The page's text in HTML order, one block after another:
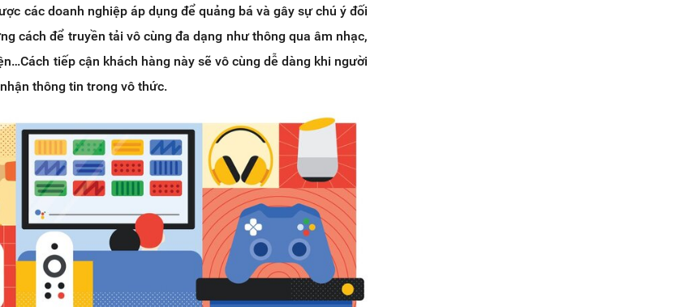
các doanh nghiệp áp dụng để quảng bá và gây sự chú ý đối
cách để truyền tải vô cùng đa dạng như thông qua âm nhạc,
tiếp cận khách hàng này sẽ vô cùng dễ dàng khi người
thông tin trong vô thức.